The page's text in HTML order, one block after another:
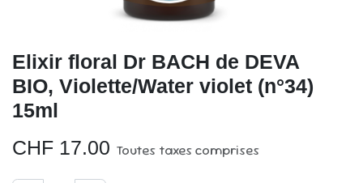
Elixir floral Dr BACH de DEVA
BIO, Violette/Water violet (n°34)
15ml
CHF 17.00 Toutes taxes comprises